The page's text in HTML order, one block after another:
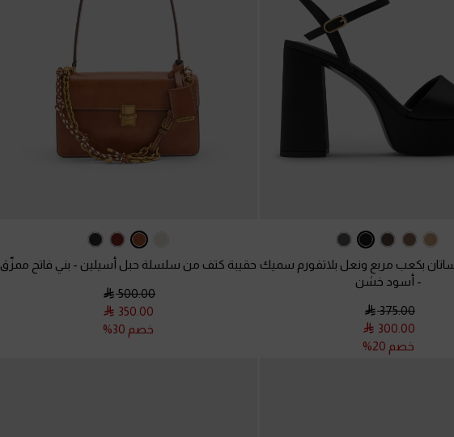
بكعب مربع ونعل بلاتفورم سميك
- أسود خشن
375.00
300.00
خصم 20%
حقيبة كتف من سلسلة حبل أسيلين - بني فاتح ممزّق
500.00
350.00
خصم 30%